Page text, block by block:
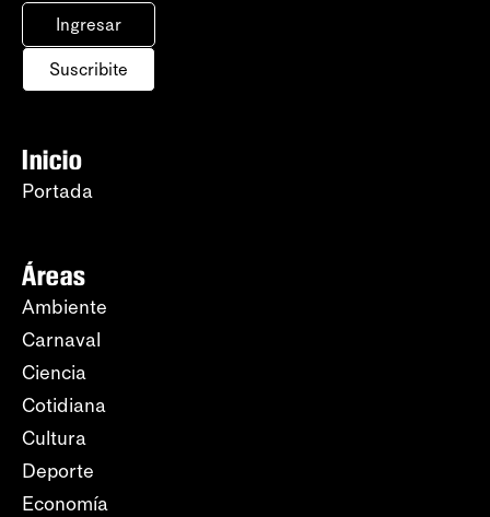
Ingresar
Suscribite
Inicio
Portada
Áreas
Ambiente
Carnaval
Ciencia
Cotidiana
Cultura
Deporte
Economía